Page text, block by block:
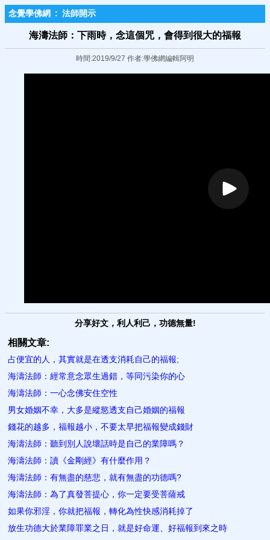
念覺學佛網 : 法師開示
海濤法師：下雨時，念這個咒，會得到很大的福報
時間:2019/9/27 作者:學佛網編輯阿明
分享好文，利人利己，功德無量!
相關文章:
占便宜的人，其實就是在透支消耗自己的福報;
海濤法師：經常意念眾生過錯，​等同污染你的心
海濤法師：一心念佛安住空性
男女婚姻不幸，大多是縱慾透支自己婚姻的福報
錢花的越多，福報越小，不要太早把福報變成錢財
海濤法師：聽到別人說壞話時是自己的業障嗎？
海濤法師：讀《金剛經》有什麼作用？
海濤法師：有無盡的慈悲，就有無盡的功德嗎?
海濤法師：為了真發菩提心，你一定要受菩薩戒
如果你邪淫，你就把福報，轉化為性快感消耗掉了
放生功德大於業障罪業之日，就是好命運、好福報到來之時